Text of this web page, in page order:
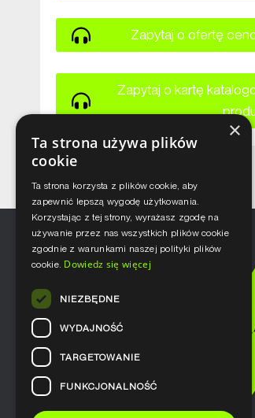
Zapytaj o ofertę
Zapytaj o kartę
×
Ta strona używa plików
cookie
Ta strona korzysta z plików cookie, aby
zapewnić lepszą wygodę użytkowania.
Korzystając z tej strony, wyrażasz zgodę na
używanie przez nas wszystkich plików cookie
zgodnie z warunkami naszej polityki plików
cookie. Dowiedz się więcej
NIEZBĘDNE
WYDAJNOŚĆ
TARGETOWANIE
FUNKCJONALNOŚĆ